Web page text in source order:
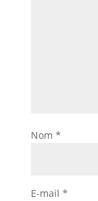
Nom *
E-mail *